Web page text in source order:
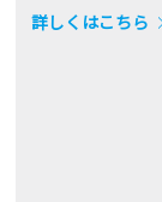
詳しくはこちら